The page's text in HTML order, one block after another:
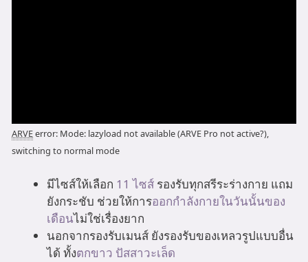
ARVEerror: Mode: lazyload not available (ARVE Pro not active?),
switching to normal mode
มีไซส์ให้เลือก 11 ไซส์ รองรับทุกสรีระร่างกาย แถม
ยังกระชับ ช่วยให้การออกกำลังกายในวันนั้นของ
เดือนไม่ใช่เรื่องยาก
นอกจากรองรับเมนส์ ยังรองรับของเหลวรูปแบบอื่น
ได้ ทั้งตกขาว ปัสสาวะเล็ด